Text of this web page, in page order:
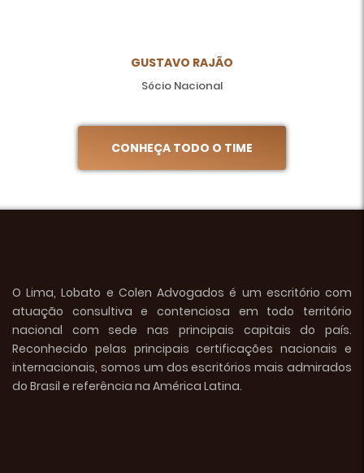
GUSTAVO RAJÃO
Sócio Nacional
CONHEÇA TODO O TIME
O Lima, Lobato e Colen Advogados é um escritório com
atuação consultiva e contenciosa em todo território
nacional com sede nas principais capitais do país.
Reconhecido pelas principais certificações nacionais e
internacionais, somos um dos escritórios mais admirados
do Brasil e referência na América Latina.